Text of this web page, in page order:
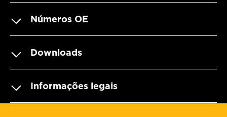
Números OE
Downloads
Informações legais